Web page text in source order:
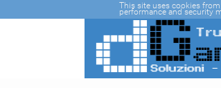
This site uses cookies
performance and security